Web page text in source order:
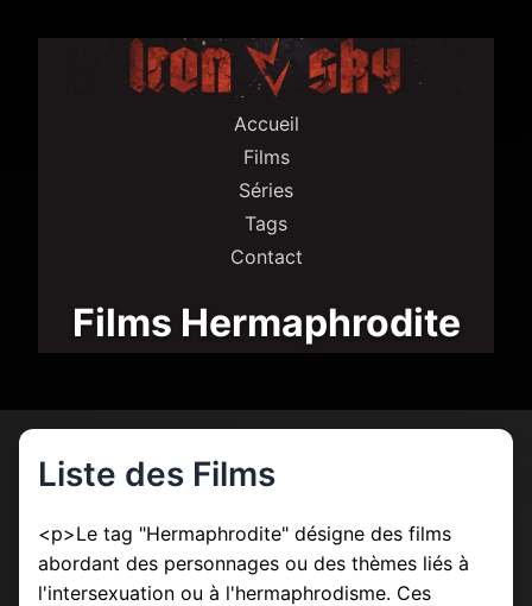
Accueil
Films
Séries
Tags
Contact
Films Hermaphrodite
Liste des Films
<p>Le tag "Hermaphrodite" désigne des films
abordant des personnages ou des thèmes liés à
l'intersexuation ou à l'hermaphrodisme. Ces